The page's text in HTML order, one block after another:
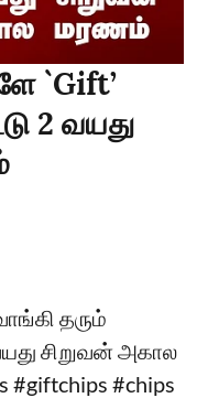
`Gift’
2 வயது
தரும்
சிறுவன் அகால
#chips